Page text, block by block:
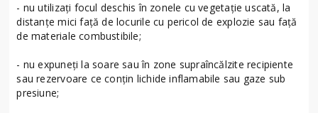
- nu utilizați focul deschis în zonele cu vegetație uscată, la
distanțe mici față de locurile cu pericol de explozie sau față
de materiale combustibile;
- nu expuneți la soare sau în zone supraîncălzite recipiente
sau rezervoare ce conțin lichide inflamabile sau gaze sub
presiune;